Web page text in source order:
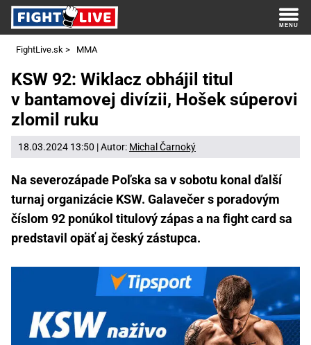
FightLive.sk > MMA
KSW 92: Wiklacz obhájil titul
v bantamovej divízii, Hošek súperovi
zlomil ruku
18.03.2024 13:50 | Autor: Michal Čarnoký
Na severozápade Poľska sa v sobotu konal ďalší
turnaj organizácie KSW. Galavečer s poradovým
číslom 92 ponúkol titulový zápas a na fight card sa
predstavil opäť aj český zástupca.